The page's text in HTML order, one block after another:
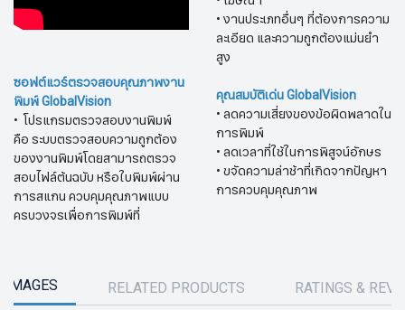
ซอฟต์แวร์ตรวจสอบคุณภาพงาน
พิมพ์ GlobalVision
•โปรแกรมตรวจสอบงานพิมพ์
คือ ระบบตรวจสอบความถูกต้อง
ของงานพิมพ์โดยสามารถตรวจ
สอบไฟล์ต้นฉบับ หรือใบพิมพ์ผ่าน
การสแกน ควบคุมคุณภาพแบบ
ครบวงจรเพื่อการพิมพ์ที่
• งานประเภทอื่นๆ ที่ต้องการความ
ละเอียด และความถูกต้องแม่นยำ
สูง
คุณสมบัติเด่น GlobalVision
•​ ลดความเสี่ยงของข้อผิดพลาดใน
การพิมพ์
• ลดเวลาที่ใช้ในการพิสูจน์อักษร
• ขจัดความล่าช้าที่เกิดจากปัญหา
การควบคุมคุณภาพ
IMAGES RELATED PRODUCTS RATINGS &